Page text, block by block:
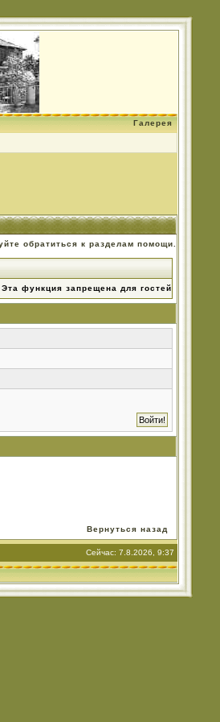
Галерея
обратиться к разделам помощи.
Эта функция запрещена для гостей
Вернуться назад
Сейчас: 7.8.2026, 9:37